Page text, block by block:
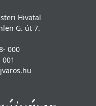
Hivatal
G. út 7.
000